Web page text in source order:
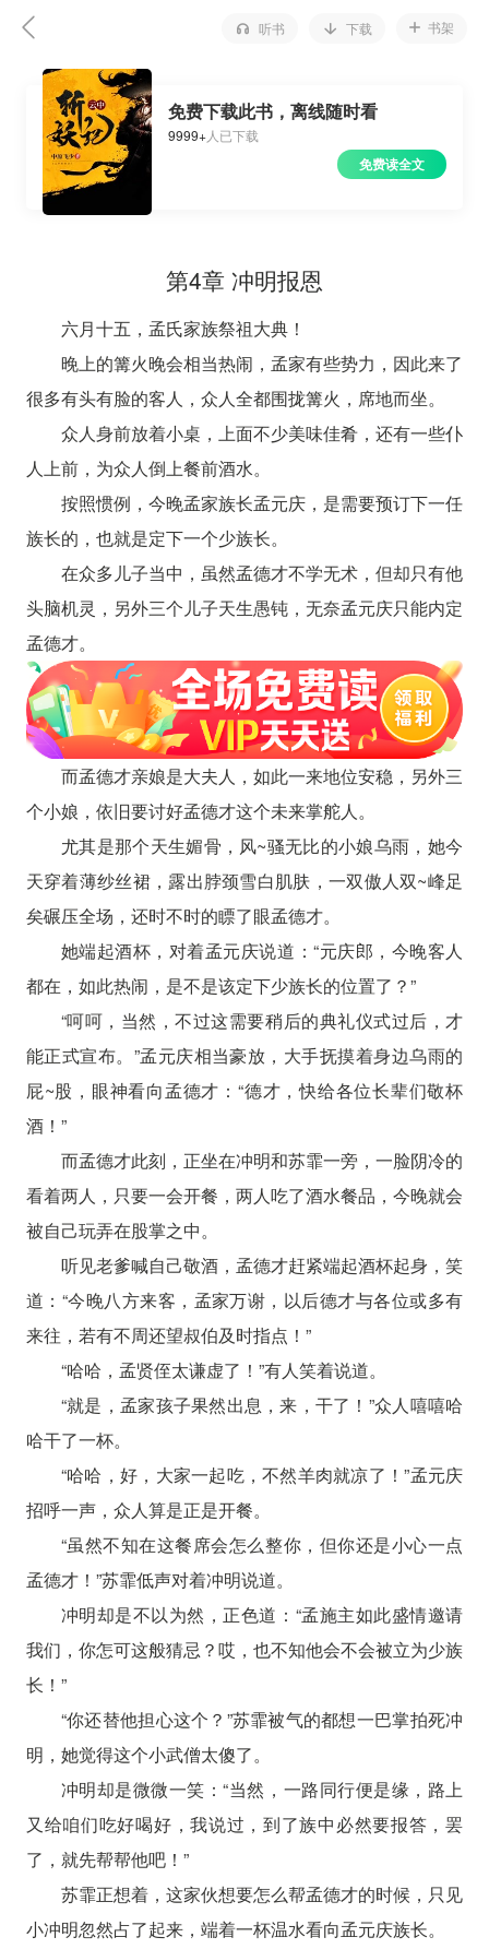
听书 下载 书架
免费下载此书，离线随时看
9999+人已下载
免费读全文
第4章 冲明报恩
六月十五，孟氏家族祭祖大典！
晚上的篝火晚会相当热闹，孟家有些势力，因此来了
很多有头有脸的客人，众人全都围拢篝火，席地而坐。
众人身前放着小桌，上面不少美味佳肴，还有一些仆
人上前，为众人倒上餐前酒水。
按照惯例，今晚孟家族长孟元庆，是需要预订下一任
族长的，也就是定下一个少族长。
在众多儿子当中，虽然孟德才不学无术，但却只有他
头脑机灵，另外三个儿子天生愚钝，无奈孟元庆只能内定
孟德才。
而孟德才亲娘是大夫人，如此一来地位安稳，另外三
个小娘，依旧要讨好孟德才这个未来掌舵人。
尤其是那个天生媚骨，风~骚无比的小娘乌雨，她今
天穿着薄纱丝裙，露出脖颈雪白肌肤，一双傲人双~峰足
矣碾压全场，还时不时的瞟了眼孟德才。
她端起酒杯，对着孟元庆说道：“元庆郎，今晚客人
都在，如此热闹，是不是该定下少族长的位置了？”
“呵呵，当然，不过这需要稍后的典礼仪式过后，才
能正式宣布。”孟元庆相当豪放，大手抚摸着身边乌雨的
屁~股，眼神看向孟德才：“德才，快给各位长辈们敬杯
酒！”
而孟德才此刻，正坐在冲明和苏霏一旁，一脸阴冷的
看着两人，只要一会开餐，两人吃了酒水餐品，今晚就会
被自己玩弄在股掌之中。
听见老爹喊自己敬酒，孟德才赶紧端起酒杯起身，笑
道：“今晚八方来客，孟家万谢，以后德才与各位或多有
来往，若有不周还望叔伯及时指点！”
“哈哈，孟贤侄太谦虚了！”有人笑着说道。
“就是，孟家孩子果然出息，来，干了！”众人嘻嘻哈
哈干了一杯。
“哈哈，好，大家一起吃，不然羊肉就凉了！”孟元庆
招呼一声，众人算是正是开餐。
“虽然不知在这餐席会怎么整你，但你还是小心一点
孟德才！”苏霏低声对着冲明说道。
冲明却是不以为然，正色道：“孟施主如此盛情邀请
我们，你怎可这般猜忌？哎，也不知他会不会被立为少族
长！”
“你还替他担心这个？”苏霏被气的都想一巴掌拍死冲
明，她觉得这个小武僧太傻了。
冲明却是微微一笑：“当然，一路同行便是缘，路上
又给咱们吃好喝好，我说过，到了族中必然要报答，罢
了，就先帮帮他吧！”
苏霏正想着，这家伙想要怎么帮孟德才的时候，只见
小冲明忽然占了起来，端着一杯温水看向孟元庆族长。